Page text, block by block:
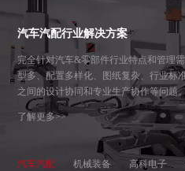
汽车汽配行业解决方案
完全针对汽车&零部件行业特点和管理
型多、配置多样化、图纸复杂、行业标
之间的设计协同和专业生产协作等问题
了解更多>>
汽车汽配 机械装备 高科电子